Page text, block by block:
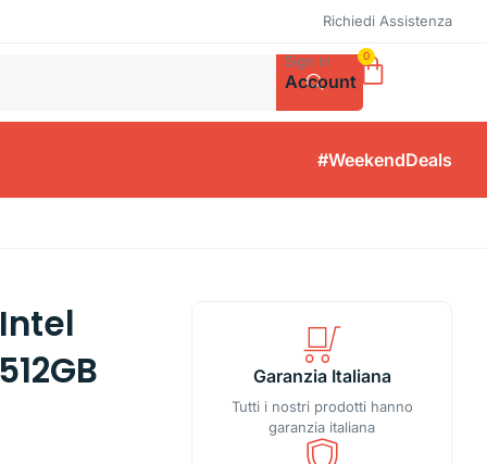
Richiedi Assistenza
Sign in
Account
0
#WeekendDeals
Intel
Garanzia Italiana
Tutti i nostri prodotti hanno
garanzia italiana